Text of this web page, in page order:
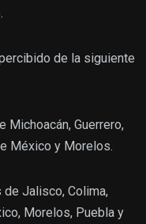
de la siguiente
Michoacán, Guerrero,
México y Morelos.
de Jalisco, Colima,
Morelos, Puebla y